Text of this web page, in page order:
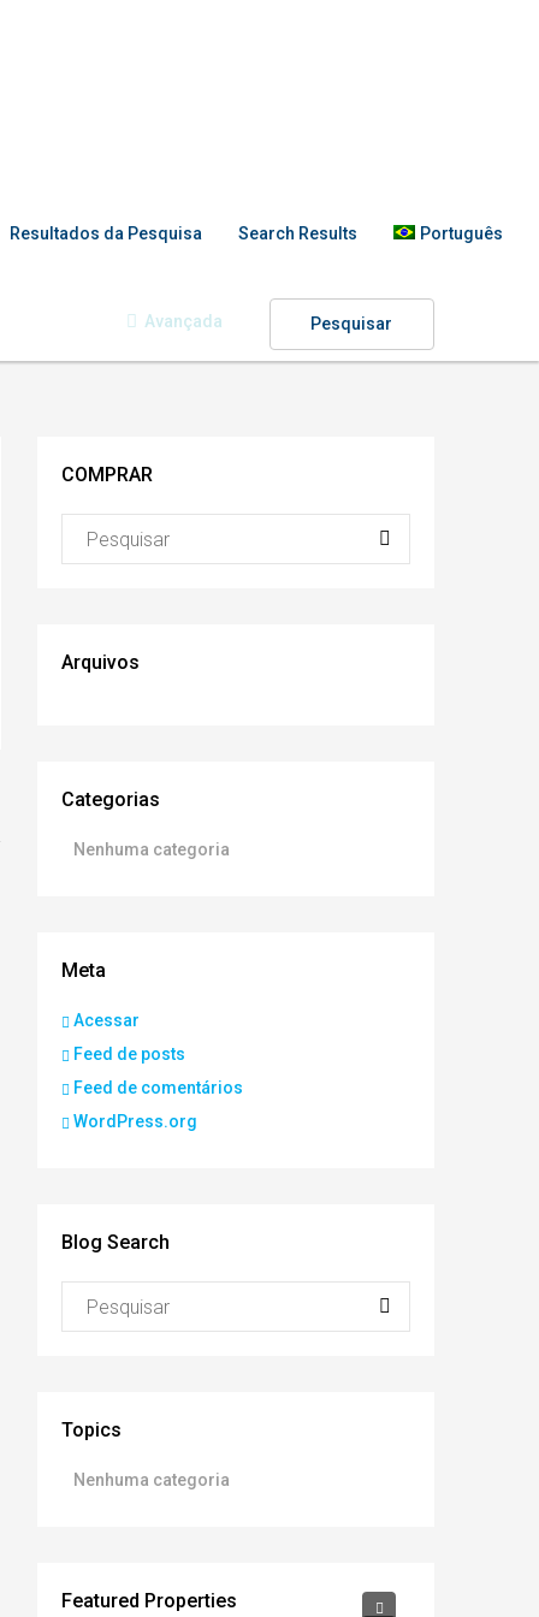
Resultados da Pesquisa Search Results Português
Avançada Pesquisar
COMPRAR
Arquivos
Categorias
Nenhuma categoria
Meta
Acessar
Feed de posts
Feed de comentários
WordPress.org
Blog Search
Topics
Nenhuma categoria
Featured Properties